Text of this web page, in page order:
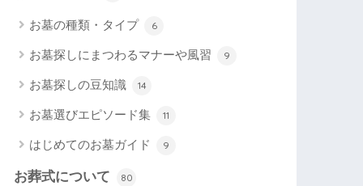
お墓の種類・タイプ 6
お墓探しにまつわるマナーや風習 9
お墓探しの豆知識 14
お墓選びエピソード集 11
はじめてのお墓ガイド 9
お葬式について 80